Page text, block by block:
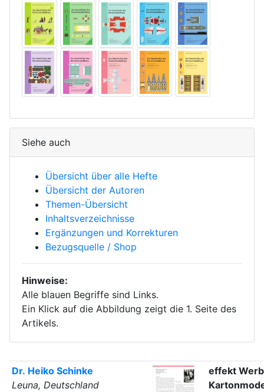
Siehe auch
Übersicht über alle Hefte
Übersicht der Autoren
Themen-Übersicht
Inhaltsverzeichnisse
Ergänzungen und Korrekturen
Bezugsquelle / Shop
Hinweise:
Alle blauen Begriffe sind Links.
Ein Klick auf die Abbildung zeigt die 1. Seite des
Artikels.
Dr. Heiko Schinke
Leuna, Deutschland
effekt